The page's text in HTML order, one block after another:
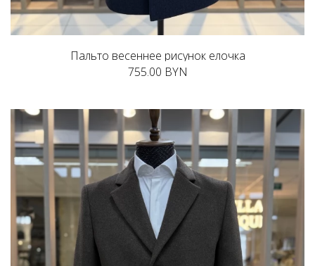
Пальто весеннее рисунок елочка
755.00 BYN